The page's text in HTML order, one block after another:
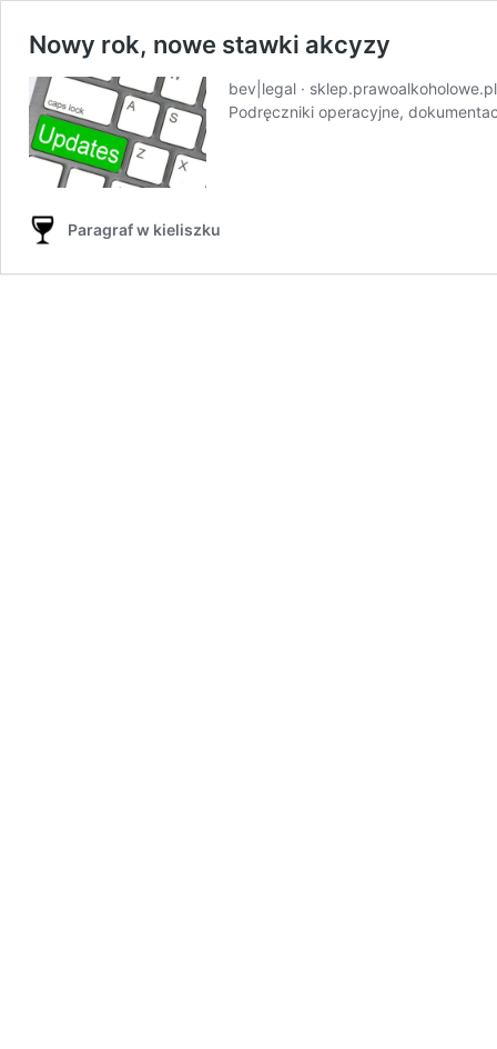
Nowy rok, nowe stawki akcyzy
bev|legal ·
Podręczniki operacyjne,
Paragraf w kieliszku